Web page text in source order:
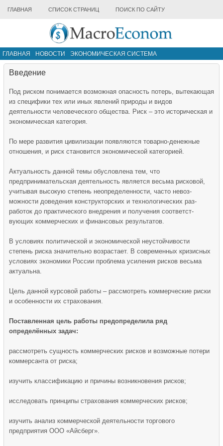
ГЛАВНАЯ СПИСОК СТРАНИЦ ПОИСК ПО САЙТУ
ГЛАВНАЯ НОВОСТИ
ЭКОНОМИЧЕСКАЯ СИСТЕМА
ИНФРАСТРУКТУРА РЫНКА
Введение
Под риском понимается возможная опасность потерь, вытекающая
из специфики тех или иных явлений природы и видов
деятельности человеческого общества. Риск – это историческая и
экономическая категория.
По мере развития цивилизации появляются товарно-денежные
отношения, и риск становится экономической категорией.
Актуальность данной темы обусловлена тем, что
предпринимательская деятельность является весьма рисковой,
учитывая высокую степень неопределенности, часто невоз­
можности доведения конструкторских и технологических раз­
работок до практического внедрения и получения соответст­
вующих коммерческих и финансовых результатов.
В условиях политической и экономической неустойчивости
степень риска значительно возрастает. В современных кризисных
условиях экономики России проблема усиления рисков весьма
актуальна.
Цель данной курсовой работы – рассмотреть коммерческие риски
и особенности их страхования.
Поставленная цель работы предопределила ряд
определённых задач:
рассмотреть сущность коммерческих рисков и возможные потери
коммерсанта от риска;
изучить классификацию и причины возникновения рисков;
исследовать принципы страхования коммерческих рисков;
изучить анализ коммерческой деятельности торгового
предприятия ООО «Айсберг».